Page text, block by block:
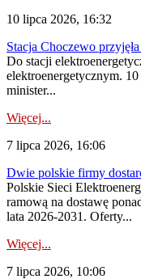
10 lipca 2026, 16:32
Stacja Choczewo
Do stacji
elektroenergetycznym.
minister...
Więcej...
7 lipca 2026, 16:06
Dwie polskie firmy
Polskie Sieci
ramową na dostawę
lata 2026-2031. Oferty...
Więcej...
7 lipca 2026, 10:06